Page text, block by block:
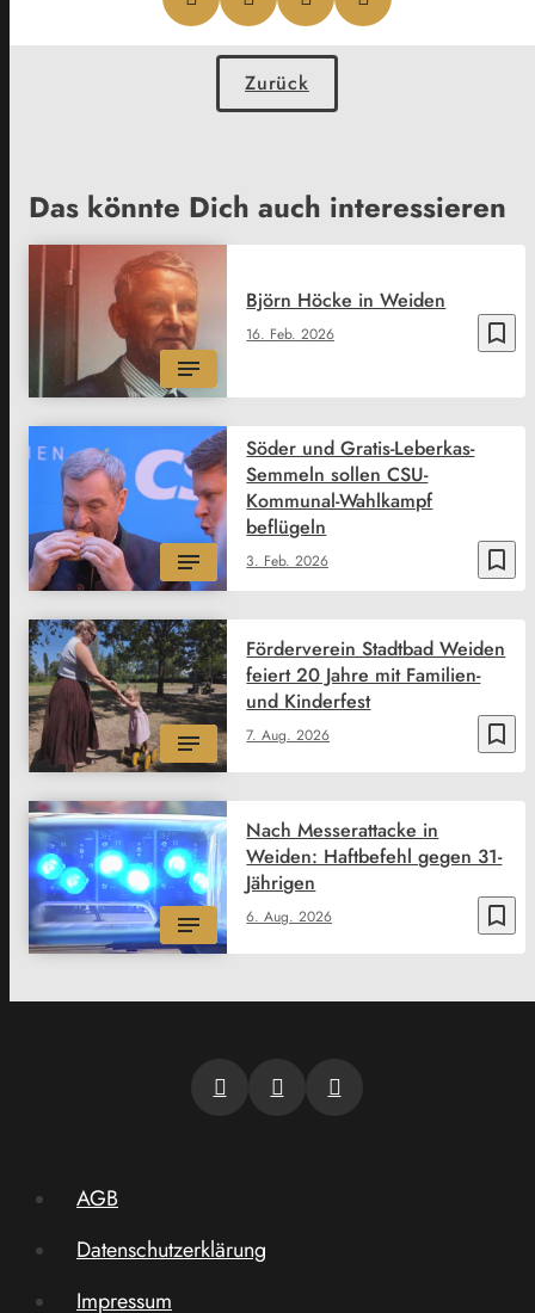
Zurück
Das könnte Dich auch interessieren
bookmark_border
16. Feb. 2026
Björn Höcke in Weiden
bookmark_border
3. Feb. 2026
Söder und Gratis-Leberkas-
Semmeln sollen CSU-
Kommunal-Wahlkampf
beflügeln
bookmark_border
7. Aug. 2026
Förderverein Stadtbad Weiden
feiert 20 Jahre mit Familien-
und Kinderfest
bookmark_border
6. Aug. 2026
Nach Messerattacke in
Weiden: Haftbefehl gegen 31-
Jährigen
AGB
Datenschutzerklärung
Impressum